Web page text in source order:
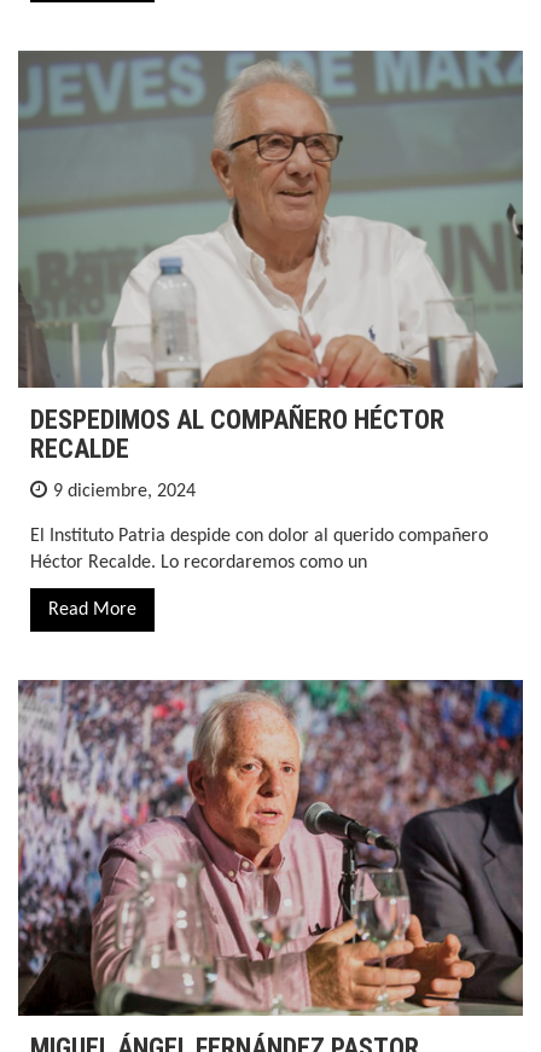
DESPEDIMOS AL COMPAÑERO HÉCTOR
RECALDE
9 diciembre, 2024
El Instituto Patria despide con dolor al querido compañero
Héctor Recalde. Lo recordaremos como un
Read More